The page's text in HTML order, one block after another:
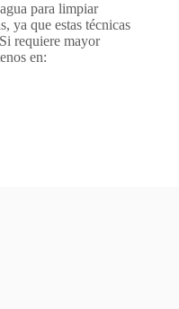
para limpiar
ya que estas técnicas
requiere mayor
en: